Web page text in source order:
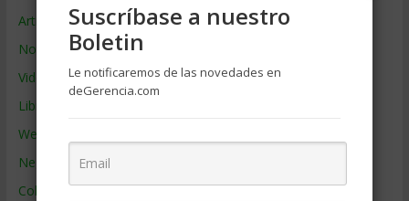
Artículos de Gerencia
Noticias de Gerencia
Videos de Gerencia
Libros de Gerencia
Webs de Gerencia
Negocios por País
Colaboradores de Gerencia
Suscríbase a nuestro
Boletin
Le notificaremos de las novedades en
deGerencia.com